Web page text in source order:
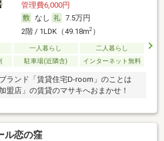
管理費6,000円
なし
7.5万円
2階 / 1LDK（49.18m2）
一人暮らし
二人暮らし
駐車場(近隣含) インターネット無料
ランド「賃貸住宅D-room」のことは
盟店」の賃貸のマサキへおまかせ！
ル恋の窪